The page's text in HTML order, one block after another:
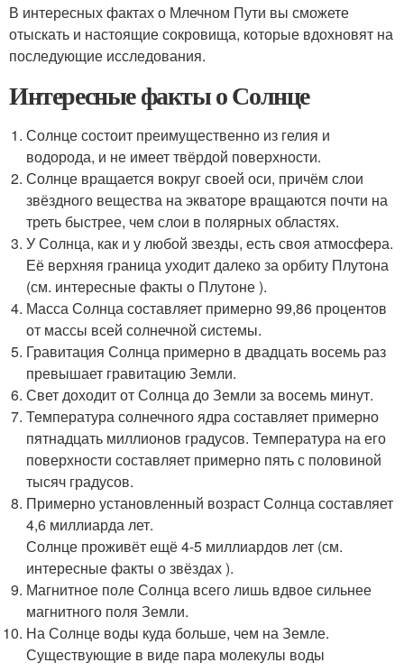
В интересных фактах о Млечном Пути вы сможете
отыскать и настоящие сокровища, которые вдохновят на
последующие исследования.
Интересные факты о Солнце
Солнце состоит преимущественно из гелия и
водорода, и не имеет твёрдой поверхности.
Солнце вращается вокруг своей оси, причём слои
звёздного вещества на экваторе вращаются почти на
треть быстрее, чем слои в полярных областях.
У Солнца, как и у любой звезды, есть своя атмосфера.
Её верхняя граница уходит далеко за орбиту Плутона
(см. интересные факты о Плутоне ).
Масса Солнца составляет примерно 99,86 процентов
от массы всей солнечной системы.
Гравитация Солнца примерно в двадцать восемь раз
превышает гравитацию Земли.
Свет доходит от Солнца до Земли за восемь минут.
Температура солнечного ядра составляет примерно
пятнадцать миллионов градусов. Температура на его
поверхности составляет примерно пять с половиной
тысяч градусов.
Примерно установленный возраст Солнца составляет
4,6 миллиарда лет.
Солнце проживёт ещё 4-5 миллиардов лет (см.
интересные факты о звёздах ).
Магнитное поле Солнца всего лишь вдвое сильнее
магнитного поля Земли.
На Солнце воды куда больше, чем на Земле.
Существующие в виде пара молекулы воды